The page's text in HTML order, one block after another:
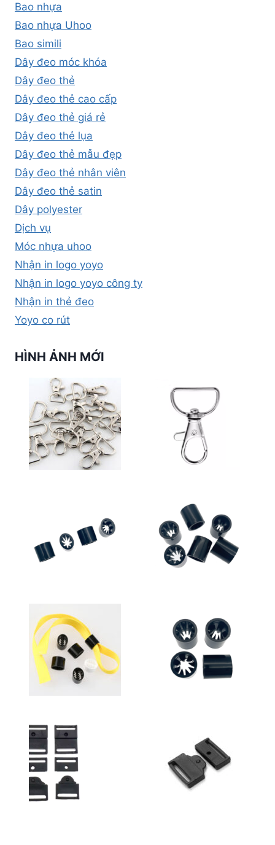
Bao nhựa
Bao nhựa Uhoo
Bao simili
Dây đeo móc khóa
Dây đeo thẻ
Dây đeo thẻ cao cấp
Dây đeo thẻ giá rẻ
Dây đeo thẻ lụa
Dây đeo thẻ mẫu đẹp
Dây đeo thẻ nhân viên
Dây đeo thẻ satin
Dây polyester
Dịch vụ
Móc nhựa uhoo
Nhận in logo yoyo
Nhận in logo yoyo công ty
Nhận in thẻ đeo
Yoyo co rút
HÌNH ẢNH MỚI